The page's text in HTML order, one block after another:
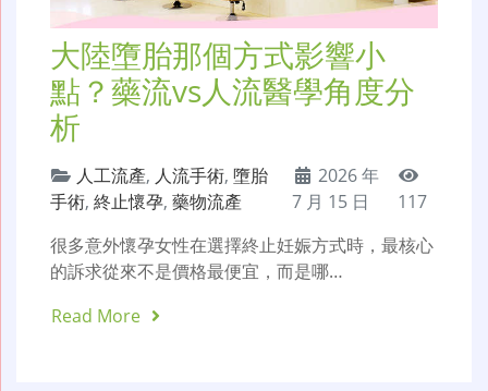
大陸墮胎那個方式影響小
點？藥流vs人流醫學角度分
析
人工流產, 人流手術, 墮胎
手術, 終止懷孕, 藥物流產
2026 年
7 月 15 日
117
很多意外懷孕女性在選擇終止妊娠方式時，最核心
的訴求從來不是價格最便宜，而是哪…
Read More